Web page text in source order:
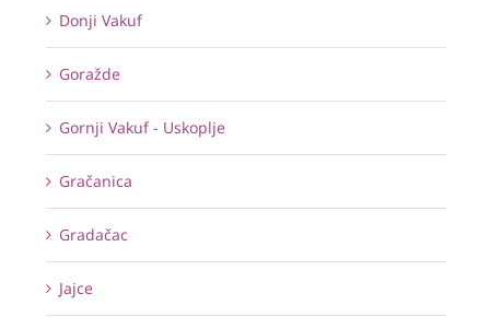
Donji Vakuf
Goražde
Gornji Vakuf - Uskoplje
Gračanica
Gradačac
Jajce